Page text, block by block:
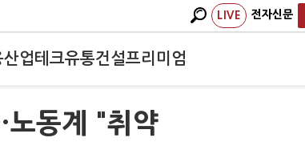
LIVE 전자신문
산업테크유통건설프리미엄
노동계 "취약